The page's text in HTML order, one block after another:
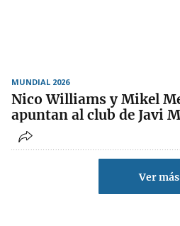
MUNDIAL 2026
Nico Williams y Mikel
apuntan al club de Javi
Ver más